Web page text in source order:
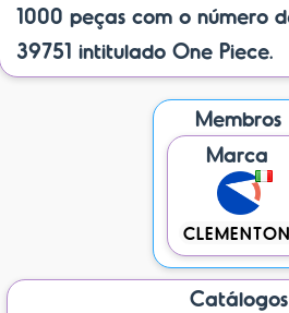
1000 peças com o número
39751 intitulado One Piece.
Membros
Marca
Catálogos